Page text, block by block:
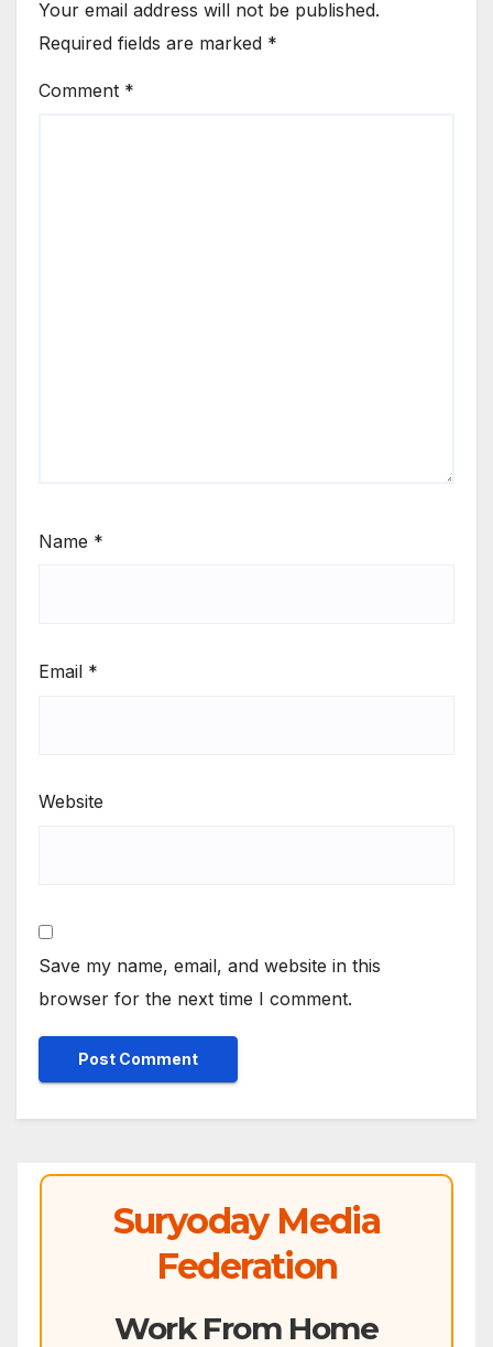
Your email address will not be published.
Required fields are marked *
Comment *
Name *
Email *
Website
Save my name, email, and website in this
browser for the next time I comment.
Suryoday Media
Federation
Work From Home